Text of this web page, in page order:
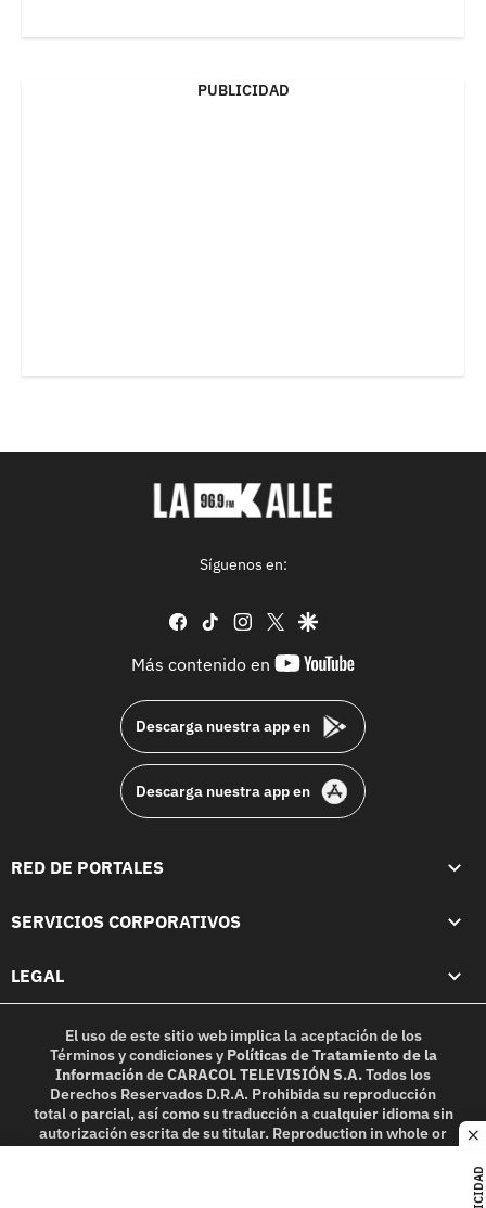
PUBLICIDAD
Síguenos en:
facebook
tiktok instagram
twittergoogle
Más contenido en
youtube-
Descarga nuestra app en
Descarga nuestra app en
RED DE PORTALES
SERVICIOS CORPORATIVOS
LEGAL
El uso de este sitio web implica la aceptación de los
Términos y condicionesy Políticas de Tratamiento de la
InformacióndeCARACOL TELEVISIÓN S.A.Todos los
Derechos Reservados D.R.A. Prohibida su reproducción
total o parcial, así como su traducción a cualquier idioma sin
autorización escrita de su titular. Reproduction in whole or